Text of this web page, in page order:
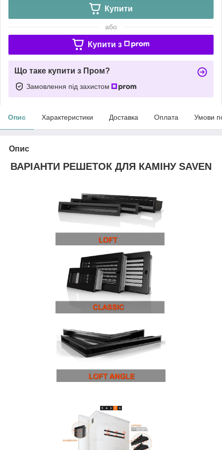
Купити
або
Купити з
Що таке купити з Пром?
Замовлення під захистом
Опис Характеристики Доставка Оплата Умови
Опис
ВАРІАНТИ РЕШЕТОК ДЛЯ КАМІНУ SAVEN